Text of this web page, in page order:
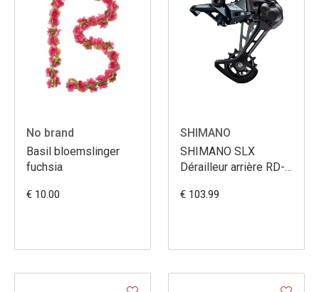
No brand
Basil bloemslinger
fuchsia
€ 10.00
SHIMANO
SHIMANO SLX
Dérailleur arrière RD-
vitesses
€ 103.99